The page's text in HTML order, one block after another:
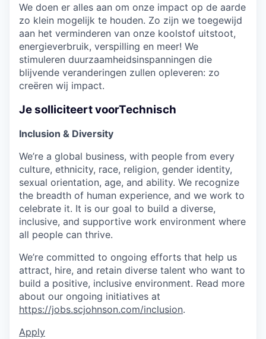
We doen er alles aan om onze impact op de aarde
zo klein mogelijk te houden. Zo zijn we toegewijd
aan het verminderen van onze koolstof uitstoot,
energieverbruik, verspilling en meer! We
stimuleren duurzaamheidsinspanningen die
blijvende veranderingen zullen opleveren: zo
creëren wij impact.
Je solliciteert voorTechnisch
Inclusion & Diversity
We’re a global business, with people from every
culture, ethnicity, race, religion, gender identity,
sexual orientation, age, and ability. We recognize
the breadth of human experience, and we work to
celebrate it. It is our goal to build a diverse,
inclusive, and supportive work environment where
all people can thrive.
We’re committed to ongoing efforts that help us
attract, hire, and retain diverse talent who want to
build a positive, inclusive environment. Read more
about our ongoing initiatives at
https://jobs.scjohnson.com/inclusion.
Apply